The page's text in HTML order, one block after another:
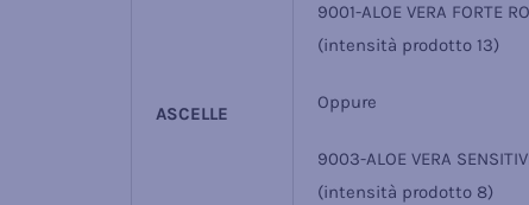
ASCELLE
9001-ALOE VERA FORTE
(intensità prodotto 13)
Oppure
9003-ALOE VERA
(intensità prodotto 8)